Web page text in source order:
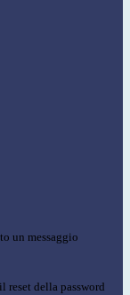
un messaggio
reset della password